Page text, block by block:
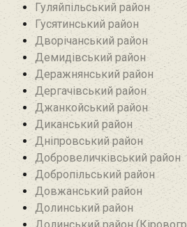
Гуляйпільський район‎
Гусятинський район‎
Дворічанський район
Демидівський район
Деражнянський район
Дергачівський район
Джанкойський район
Диканський район
Дніпровський район
Добровеличківський район
Добропільський район‎
Довжанський район
Долинський район